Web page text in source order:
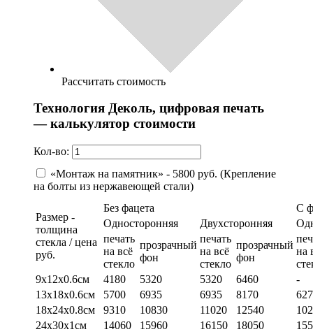
Рассчитать стоимость
Технология Деколь, цифровая печать
— калькулятор стоимости
Кол-во:
«Монтаж на памятник» - 5800 руб. (Крепление
на болты из нержавеющей стали)
Размер -
толщина
стекла / цена
руб.
Без фацета
С
Односторонняя
Двухсторонняя
печать
на всё
стекло
прозрачный
фон
печать
на всё
стекло
прозрачный
фон
на
9х12х0.6см
4180 5320 5320 6460
-
13х18х0.6см
5700 6935 6935 8170
18х24х0.8см
9310 10830 11020 12540
24х30х1см
14060 15960 16150 18050